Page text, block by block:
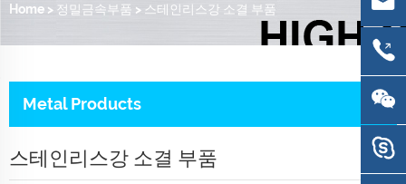
Home > 정밀금속부품 > 스테인리스강 소결 부품
Metal Products
스테인리스강 소결 부품